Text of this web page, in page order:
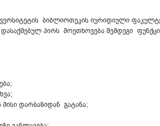
ბიბლიოთეკის იურიდიული
პირს მოეთხოვება შემდეგი
დარბაზიდან გატანა;